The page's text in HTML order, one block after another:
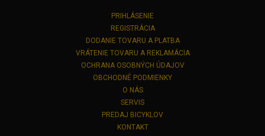
PRIHLÁSENIE
REGISTRÁCIA
DODANIE TOVARU A PLATBA
VRÁTENIE TOVARU A REKLAMÁCIA
OCHRANA OSOBNÝCH ÚDAJOV
OBCHODNÉ PODMIENKY
O NÁS
SERVIS
PREDAJ BICYKLOV
KONTAKT